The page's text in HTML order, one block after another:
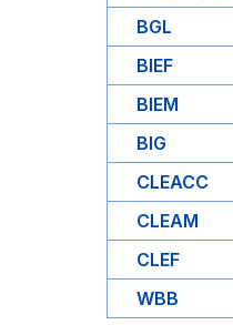
BGL
BIEF
BIEM
BIG
CLEACC
CLEAM
CLEF
WBB